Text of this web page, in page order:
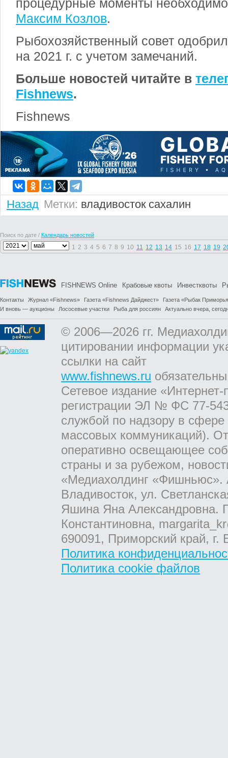
процедурные моменты
Максим Козлов.
Рыбохозяйственный совет
на 2021 г. с учетом замечаний.
Больше новостей читайте в
Fishnews.
Fishnews
Назад Метки: владивосток сахалин
Поиск по дате / Календарь новостей
1 2 3 4 5 6 7 8 9 10 11 12 13 14 15 16 17 18 19
FISHNEWS Online Крабовые квоты Инвестквоты
Контакты Журнал «Fishnews» Газета «Fishnews Дайджест»
Газета «Рыбак
И вновь — аукционы
Лососевые участки Рыба для россиян Актуально вчера,
© 2006—2026 гг.
цитировании информации
ссылки на сайт
www.fishnews.ru
Сетевое издание
регистрации ЭЛ № ФС 77-
службой по надзору в
массовых коммуникаций).
оперативно освещающее
страны и за рубежом,
«Медиахолдинг «Фишньюс».
Владивосток, ул.
Яшина Яна Александровна.
Константиновна,
690091, Приморский край,
Политика
Политика cookie файлов